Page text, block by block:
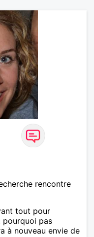
rencontre
tout pour
pourquoi pas
à nouveau envie de